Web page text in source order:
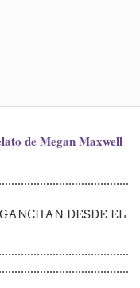
de Megan Maxwell
DESDE EL